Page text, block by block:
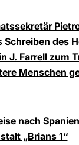
des
J. Farrell zum
Menschen
nach
„Brians 1“